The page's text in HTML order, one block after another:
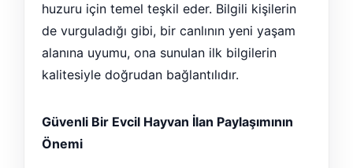
huzuru için temel teşkil eder. Bilgili kişilerin
de vurguladığı gibi, bir canlının yeni yaşam
alanına uyumu, ona sunulan ilk bilgilerin
kalitesiyle doğrudan bağlantılıdır.
Güvenli Bir Evcil Hayvan İlan Paylaşımının
Önemi